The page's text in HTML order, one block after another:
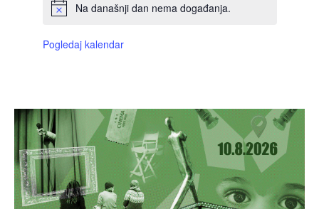
Na današnji dan nema događanja.
Pogledaj kalendar